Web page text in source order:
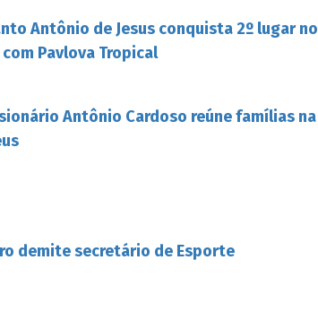
Antônio de Jesus conquista 2º lugar no
Pavlova Tropical
Antônio Cardoso reúne famílias na
demite secretário de Esporte